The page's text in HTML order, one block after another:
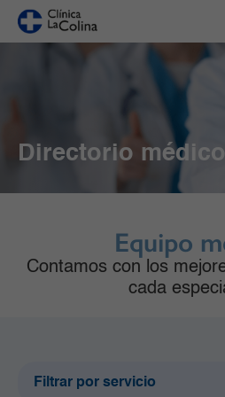
Directorio médico
Equipo
Contamos con los
cada
Filtrar por servicio